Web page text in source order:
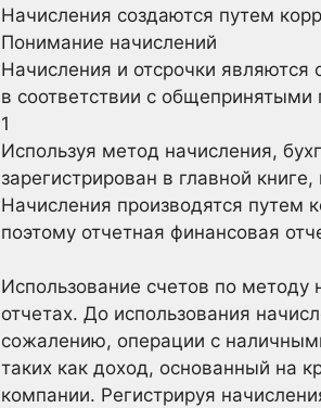
Начисления создаются путем
Понимание начислений
Начисления и отсрочки являются
в соответствии с общепринятыми
1
Используя метод начисления,
зарегистрирован в главной
Начисления производятся путем
поэтому отчетная финансовая
Использование счетов по
отчетах. До использования
сожалению, операции с
таких как доход, основанный на
компании. Регистрируя